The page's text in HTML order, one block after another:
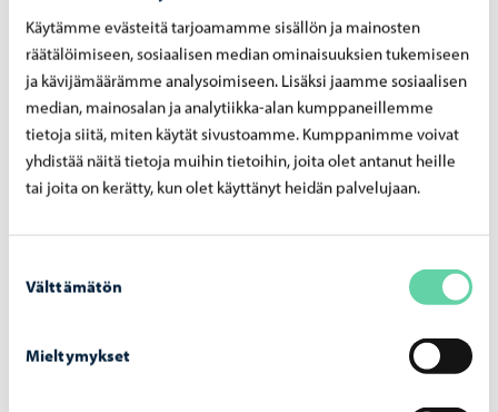
Käytämme evästeitä tarjoamamme sisällön ja mainosten
räätälöimiseen, sosiaalisen median ominaisuuksien tukemiseen
ja kävijämäärämme analysoimiseen. Lisäksi jaamme sosiaalisen
median, mainosalan ja analytiikka-alan kumppaneillemme
tietoja siitä, miten käytät sivustoamme. Kumppanimme voivat
yhdistää näitä tietoja muihin tietoihin, joita olet antanut heille
tai joita on kerätty, kun olet käyttänyt heidän palvelujaan.
valinta
Välttämätön
Mieltymykset
Porvoon vesi-07.07.2026
Rank­ka­sa­teet ovat ai­heut­ta­neet yli­vuo­to­ja
pump­paa­moil­la 4. – 5.7.2026
Ve­si­huol­to­työt Haik­koon­rin­ne 2 -​alueella